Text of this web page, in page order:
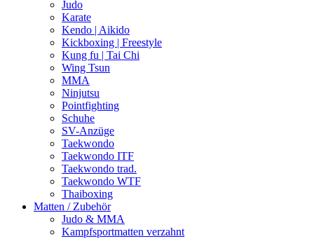
Judo
Karate
Kendo | Aikido
Kickboxing | Freestyle
Kung fu | Tai Chi
Wing Tsun
MMA
Ninjutsu
Pointfighting
Schuhe
SV-Anzüge
Taekwondo
Taekwondo ITF
Taekwondo trad.
Taekwondo WTF
Thaiboxing
Matten / Zubehör
Judo & MMA
Kampfsportmatten verzahnt